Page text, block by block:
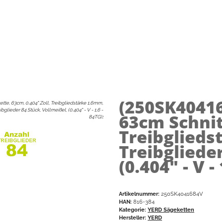
63cm, 0.404" Zoll, Treibgliedstärke 1,6mm,
84 Stück, Vollmeißel, (0.404" - V - 1,6 -
84TG): 63cm
(0.404" - V -
Artikelnummer: 250SK4041684V
HAN: 816-384
Kategorie: YERD Sägeketten
Hersteller: YERD